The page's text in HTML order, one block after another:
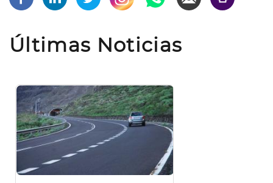
Últimas Noticias